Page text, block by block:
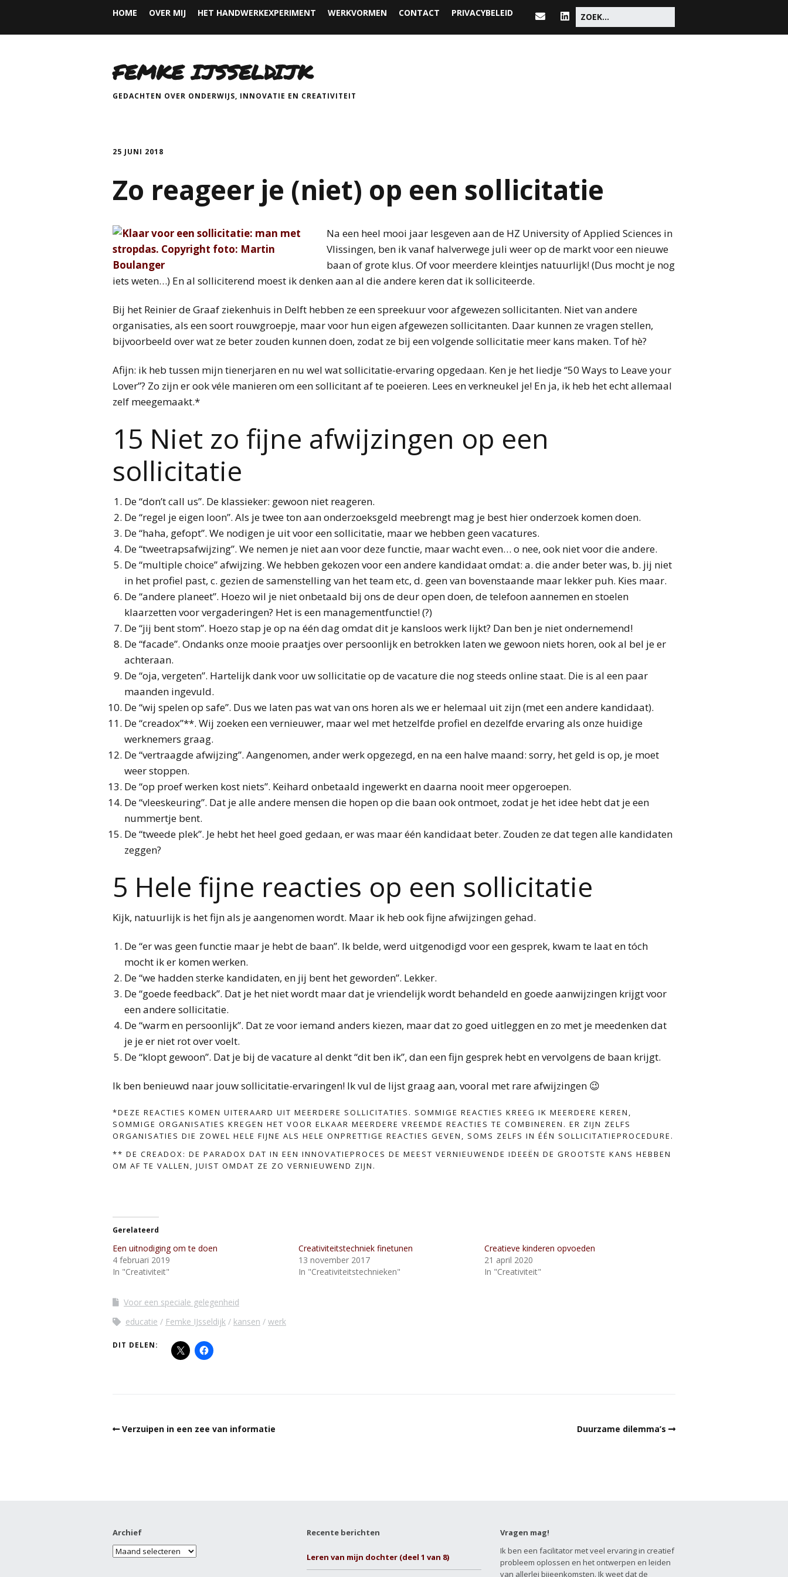
HOME OVER MIJ HET HANDWERKEXPERIMENT WERKVORMEN CONTACT PRIVACYBELEID
FEMKE IJSSELDIJK
GEDACHTEN OVER ONDERWIJS, INNOVATIE EN CREATIVITEIT
25 JUNI 2018
Zo reageer je (niet) op een sollicitatie
Na een heel mooi jaar lesgeven aan de HZ University of Applied Sciences in
Vlissingen, ben ik vanaf halverwege juli weer op de markt voor een nieuwe
baan of grote klus. Of voor meerdere kleintjes natuurlijk! (Dus mocht je nog
iets weten…) En al solliciterend moest ik denken aan al die andere keren dat ik solliciteerde.
Bij het Reinier de Graaf ziekenhuis in Delft hebben ze een spreekuur voor afgewezen sollicitanten. Niet van andere
organisaties, als een soort rouwgroepje, maar voor hun eigen afgewezen sollicitanten. Daar kunnen ze vragen stellen,
bijvoorbeeld over wat ze beter zouden kunnen doen, zodat ze bij een volgende sollicitatie meer kans maken. Tof hè?
Afijn: ik heb tussen mijn tienerjaren en nu wel wat sollicitatie-ervaring opgedaan. Ken je het liedje “50 Ways to Leave your
Lover”? Zo zijn er ook véle manieren om een sollicitant af te poeieren. Lees en verkneukel je! En ja, ik heb het echt allemaal
zelf meegemaakt.*
15 Niet zo fijne afwijzingen op een
sollicitatie
De “don’t call us”. De klassieker: gewoon niet reageren.
De “regel je eigen loon”. Als je twee ton aan onderzoeksgeld meebrengt mag je best hier onderzoek komen doen.
De “haha, gefopt”. We nodigen je uit voor een sollicitatie, maar we hebben geen vacatures.
De “tweetrapsafwijzing”. We nemen je niet aan voor deze functie, maar wacht even… o nee, ook niet voor die andere.
De “multiple choice” afwijzing. We hebben gekozen voor een andere kandidaat omdat: a. die ander beter was, b. jij niet
in het profiel past, c. gezien de samenstelling van het team etc, d. geen van bovenstaande maar lekker puh. Kies maar.
De “andere planeet”. Hoezo wil je niet onbetaald bij ons de deur open doen, de telefoon aannemen en stoelen
klaarzetten voor vergaderingen? Het is een managementfunctie! (?)
De “jij bent stom”. Hoezo stap je op na één dag omdat dit je kansloos werk lijkt? Dan ben je niet ondernemend!
De “facade”. Ondanks onze mooie praatjes over persoonlijk en betrokken laten we gewoon niets horen, ook al bel je er
achteraan.
De “oja, vergeten”. Hartelijk dank voor uw sollicitatie op de vacature die nog steeds online staat. Die is al een paar
maanden ingevuld.
De “wij spelen op safe”. Dus we laten pas wat van ons horen als we er helemaal uit zijn (met een andere kandidaat).
De “creadox”**. Wij zoeken een vernieuwer, maar wel met hetzelfde profiel en dezelfde ervaring als onze huidige
werknemers graag.
De “vertraagde afwijzing”. Aangenomen, ander werk opgezegd, en na een halve maand: sorry, het geld is op, je moet
weer stoppen.
De “op proef werken kost niets”. Keihard onbetaald ingewerkt en daarna nooit meer opgeroepen.
De “vleeskeuring”. Dat je alle andere mensen die hopen op die baan ook ontmoet, zodat je het idee hebt dat je een
nummertje bent.
De “tweede plek”. Je hebt het heel goed gedaan, er was maar één kandidaat beter. Zouden ze dat tegen alle kandidaten
zeggen?
5 Hele fijne reacties op een sollicitatie
Kijk, natuurlijk is het fijn als je aangenomen wordt. Maar ik heb ook fijne afwijzingen gehad.
De “er was geen functie maar je hebt de baan”. Ik belde, werd uitgenodigd voor een gesprek, kwam te laat en tóch
mocht ik er komen werken.
De “we hadden sterke kandidaten, en jij bent het geworden”. Lekker.
De “goede feedback”. Dat je het niet wordt maar dat je vriendelijk wordt behandeld en goede aanwijzingen krijgt voor
een andere sollicitatie.
De “warm en persoonlijk”. Dat ze voor iemand anders kiezen, maar dat zo goed uitleggen en zo met je meedenken dat
je je er niet rot over voelt.
De “klopt gewoon”. Dat je bij de vacature al denkt “dit ben ik”, dan een fijn gesprek hebt en vervolgens de baan krijgt.
Ik ben benieuwd naar jouw sollicitatie-ervaringen! Ik vul de lijst graag aan, vooral met rare afwijzingen 😉
*DEZE REACTIES KOMEN UITERAARD UIT MEERDERE SOLLICITATIES. SOMMIGE REACTIES KREEG IK MEERDERE KEREN,
SOMMIGE ORGANISATIES KREGEN HET VOOR ELKAAR MEERDERE VREEMDE REACTIES TE COMBINEREN. ER ZIJN ZELFS
ORGANISATIES DIE ZOWEL HELE FIJNE ALS HELE ONPRETTIGE REACTIES GEVEN, SOMS ZELFS IN ÉÉN SOLLICITATIEPROCEDURE.
** DE CREADOX: DE PARADOX DAT IN EEN INNOVATIEPROCES DE MEEST VERNIEUWENDE IDEEËN DE GROOTSTE KANS HEBBEN
OM AF TE VALLEN, JUIST OMDAT ZE ZO VERNIEUWEND ZIJN.
Gerelateerd
Een uitnodiging om te doen
4 februari 2019
In "Creativiteit"
Creativiteitstechniek finetunen
13 november 2017
In "Creativiteitstechnieken"
Creatieve kinderen opvoeden
21 april 2020
In "Creativiteit"
Voor een speciale gelegenheid
educatie
Femke IJsseldijk kansen werk
DIT DELEN:
Verzuipen in een zee van informatie Duurzame dilemma’s
Archief Recente berichten
Leren van mijn dochter (deel 1 van 8)
Vragen mag!
Ik ben een facilitator met veel ervaring in creatief
probleem oplossen en het ontwerpen en leiden
van allerlei bijeenkomsten. Ik weet dat de